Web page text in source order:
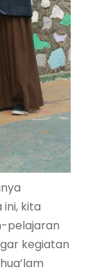
kita
pelajaran
kegiatan